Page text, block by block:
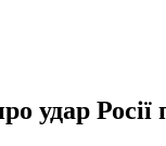
удар